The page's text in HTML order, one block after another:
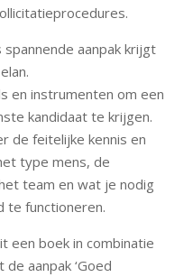
aanpak krijgt
en instrumenten om een
kandidaat te krijgen.
de feitelijke kennis en
type mens, de
team en wat je nodig
te functioneren.
een boek in combinatie
aanpak ‘Goed